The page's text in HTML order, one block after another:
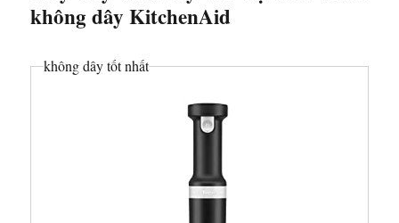
không dây KitchenAid
không dây tốt nhất